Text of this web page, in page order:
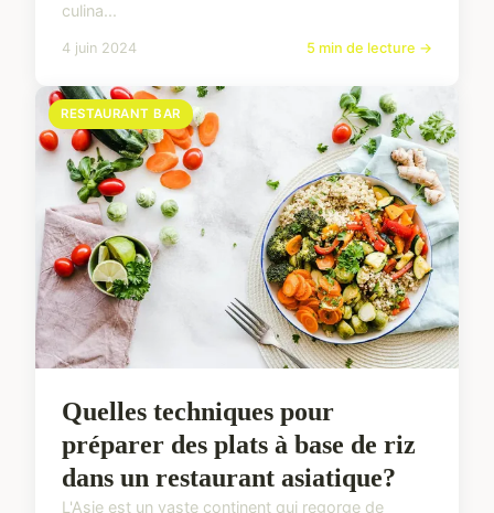
culina...
4 juin 2024 5 min de lecture →
RESTAURANT BAR
Quelles techniques pour
préparer des plats à base de riz
dans un restaurant asiatique?
L'Asie est un vaste continent qui regorge de